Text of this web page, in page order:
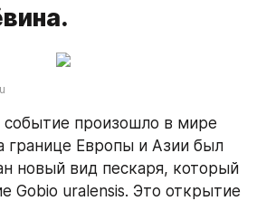
произошло в мире
границе Европы и Азии был
новый вид пескаря, который
Gobio uralensis. Это открытие